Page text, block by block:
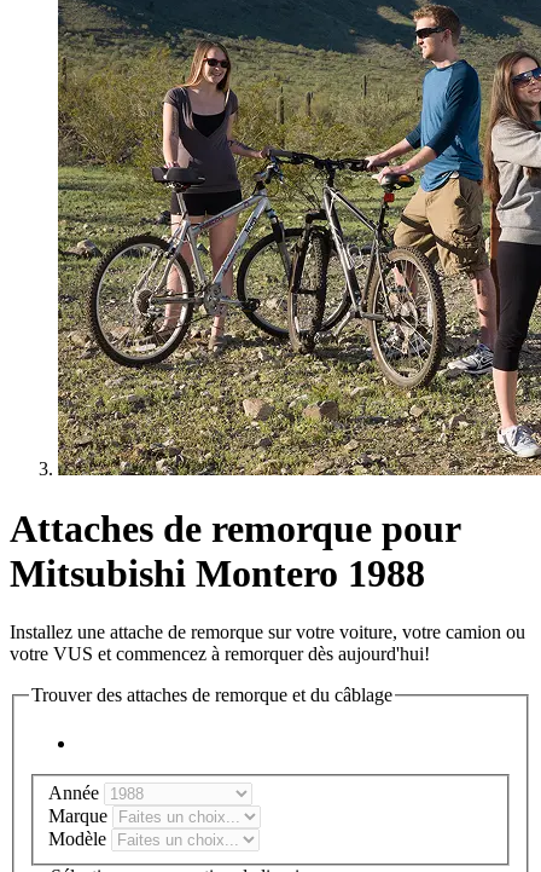
Attaches de remorque pour
Mitsubishi Montero 1988
Installez une attache de remorque sur votre voiture, votre camion ou
votre VUS et commencez à remorquer dès aujourd'hui!
Trouver des attaches de remorque et du câblage
Année
Marque
Modèle